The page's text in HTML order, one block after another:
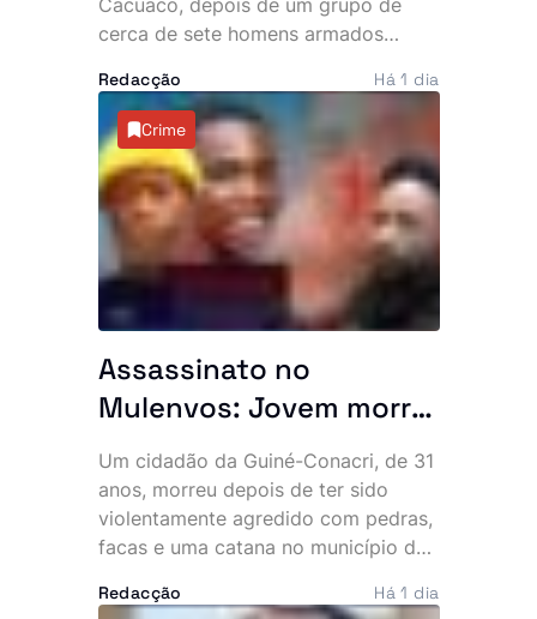
navios e poeira
cerca de sete homens armados
madrugada desta quinta-feira. Os
assaltantes roubaram mais de 500
mil kwanzas, telemóveis,
computadores, jóias e documentos,
deixando os moradores em choque e
a questionar a eficácia do combate à
criminalidade na zona.
Redacção Há 1 dia
Crime
Assassinato no
Mulenvos: Jovem morre
após ataque com
pedras, facas e catana
junto a piquete policial
Um cidadão da Guiné-Conacri, de 31
anos, morreu depois de ter sido
violentamente agredido com pedras,
facas e uma catana no município do
atribuído a um grupo de marginais
Redacção Há 1 dia